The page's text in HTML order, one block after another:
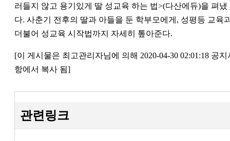
러들지 않고 용기있게 딸 성교육 하는 법>(다산에듀)을 펴냈
다. 사춘기 전후의 딸과 아들을 둔 학부모에게, 성평등 교육
더불어 성교육 시작법까지 자세히 톺아준다.
[이 게시물은 최고관리자님에 의해 2020-04-30 02:01:18 공지
항에서 복사 됨]
관련링크